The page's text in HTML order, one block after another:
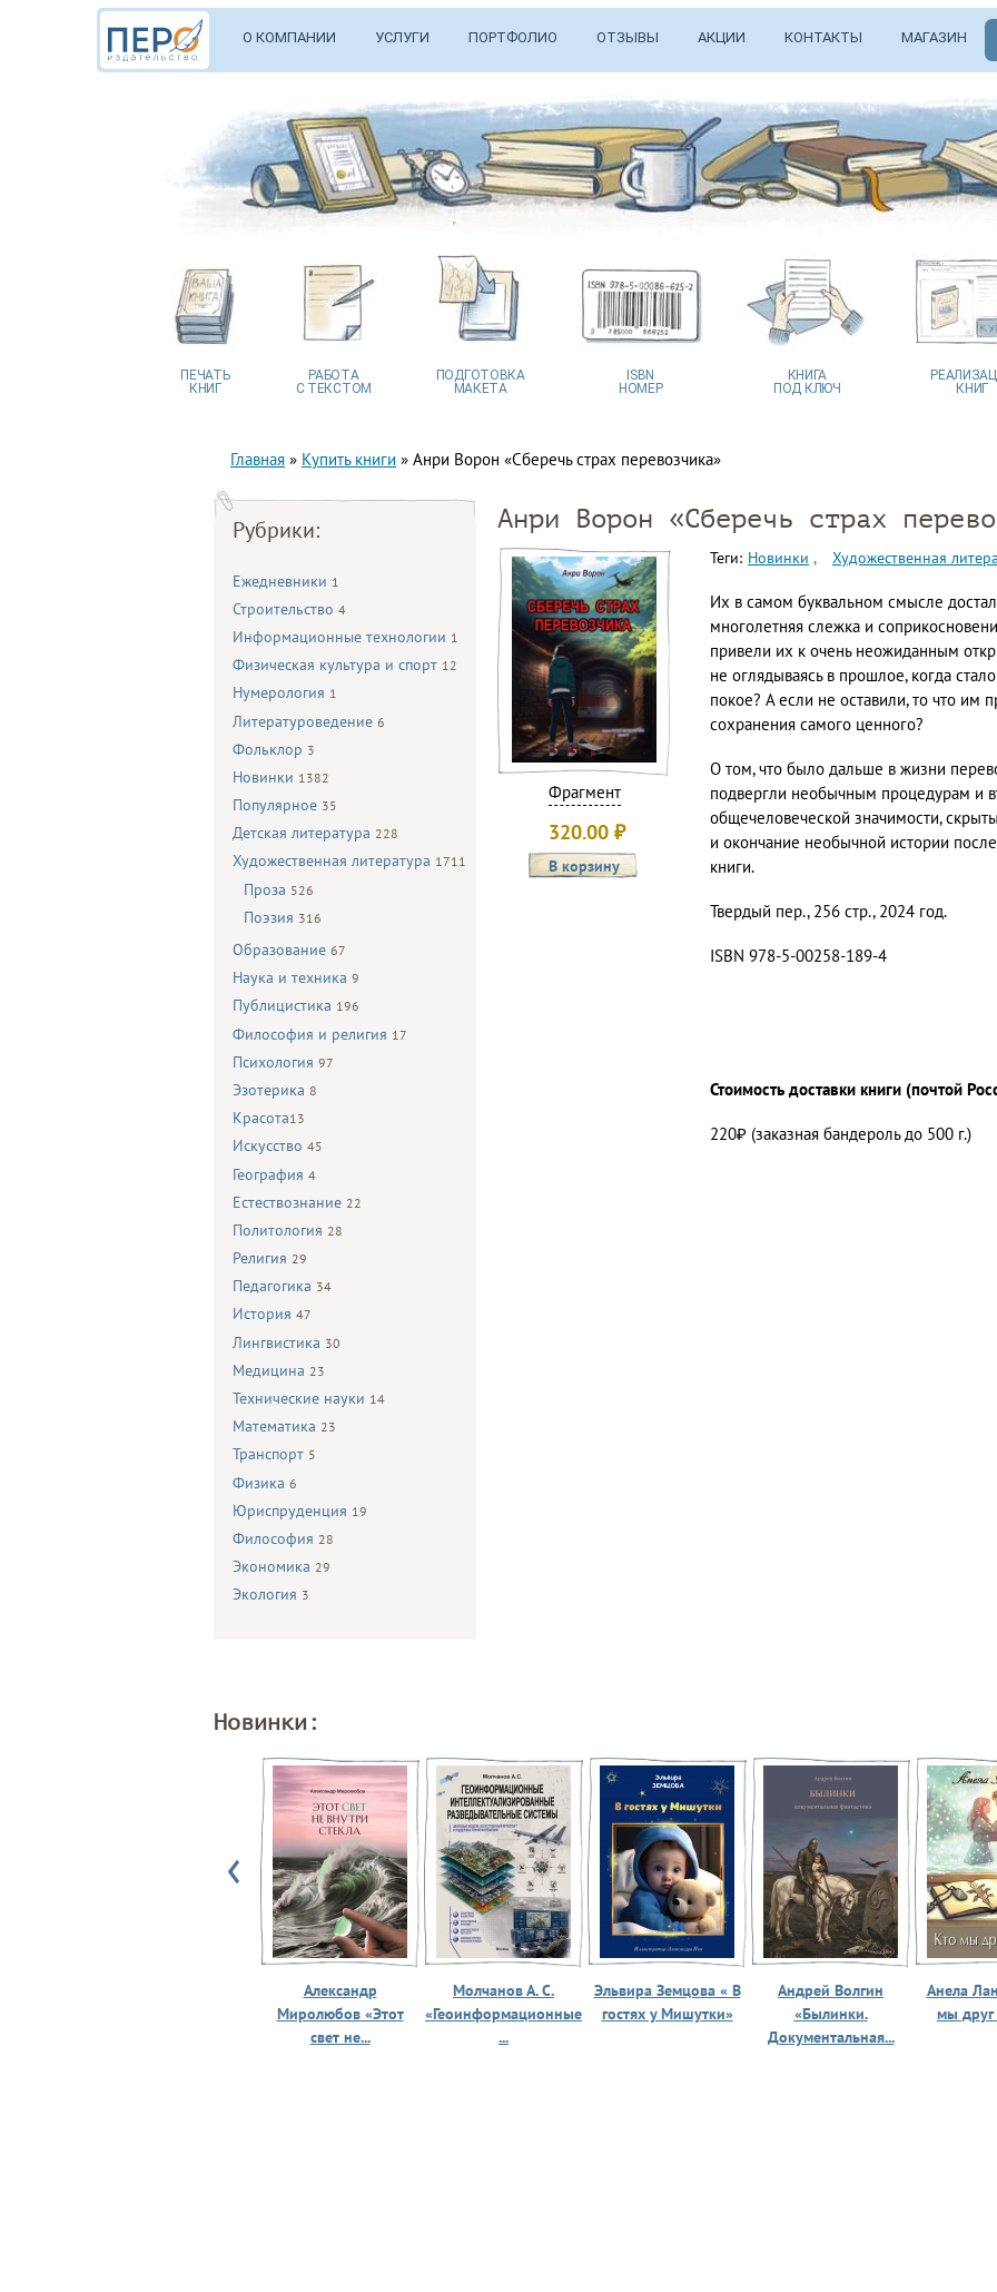
О КОМПАНИИ УСЛУГИ ПОРТФОЛИО ОТЗЫВЫ АКЦИИ КОНТАКТЫ МАГАЗИН
ПЕЧАТЬ
КНИГ
РАБОТА
С ТЕКСТОМ
ПОДГОТОВКА
МАКЕТА
ISBN
НОМЕР
КНИГА
ПОД КЛЮЧ
КНИГ
Главная » Купить книги » Анри Ворон «Сберечь страх перевозчика»
Рубрики:
Ежедневники 1
Строительство 4
Информационные технологии 1
Физическая культура и спорт 12
Нумерология 1
Литературоведение 6
Фольклор 3
Новинки 1382
Популярное 35
Детская литература 228
Художественная литература 1711
Проза 526
Поэзия 316
Образование 67
Наука и техника 9
Публицистика 196
Философия и религия 17
Психология 97
Эзотерика 8
Красота13
Искусство 45
География 4
Естествознание 22
Политология 28
Религия 29
Педагогика 34
История 47
Лингвистика 30
Медицина 23
Технические науки 14
Математика 23
Транспорт 5
Физика 6
Юриспруденция 19
Философия 28
Экономика 29
Экология 3
Анри Ворон «Сберечь страх
Фрагмент
320.00 ₽
Теги: Новинки Художественная
Их в самом буквальном смысле
многолетняя слежка и
привели их к очень неожиданным
не оглядываясь в прошлое, когда
покое? А если не оставили, то что им
сохранения самого ценного?
О том, что было дальше в жизни
подвергли необычным процедурам и
общечеловеческой значимости,
и окончание необычной истории
книги.
Твердый пер., 256 стр., 2024 год.
ISBN 978-5-00258-189-4
Стоимость доставки книги (почтой
220₽ (заказная бандероль до 500 г.)
Новинки:
Александр
Миролюбов «Этот
свет не...
Молчанов А. С.
«Геоинформационные
...
Эльвира Земцова « В
гостях у Мишутки»
Андрей Волгин
«Былинки.
Документальная...
Анела
мы друг